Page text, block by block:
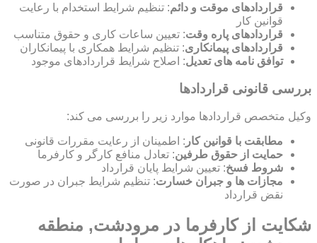
قراردادهای موقت و دائم: تنظیم شرایط استخدام با رعایت
قوانین کار
قراردادهای پاره وقت: تعیین ساعات کاری و حقوق متناسب
قراردادهای پیمانکاری: تنظیم شرایط همکاری با پیمانکاران
توافق نامه های تعدیل: اصلاح شرایط قراردادهای موجود
بررسی قانونی قراردادها
وکیل متخصص قراردادها موارد زیر را بررسی می کند:
مطابقت با قوانین کار : اطمینان از رعایت مقررات قانونی
حمایت از حقوق طرفین: تعادل منافع کارگر و کارفرما
شروط فسخ: تعیین شرایط پایان قرارداد
مجازات ها و جبران خسارت: تنظیم شرایط جبران در صورت
نقض قرارداد
شکایت از کارفرما در مرودشت, منطقه